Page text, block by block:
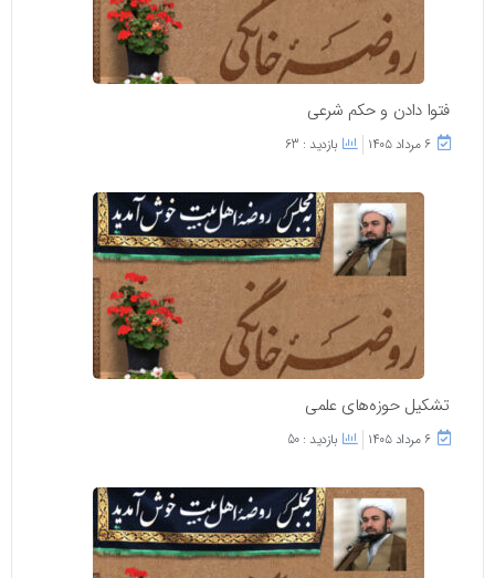
فتوا دادن و حکم شرعی
۶ مرداد ۱۴۰۵ بازدید : 63
تشکیل حوزه‌های علمی
۶ مرداد ۱۴۰۵ بازدید : 50